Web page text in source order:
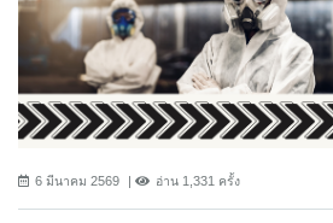
6 มีนาคม 2569 อ่าน 1,331 ครั้ง